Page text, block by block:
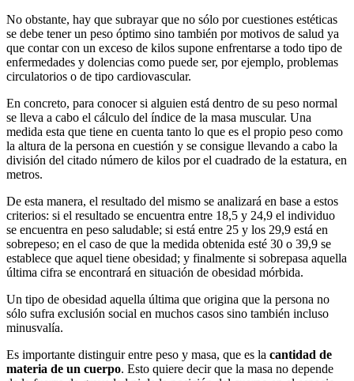
No obstante, hay que subrayar que no sólo por cuestiones estéticas
se debe tener un peso óptimo sino también por motivos de salud ya
que contar con un exceso de kilos supone enfrentarse a todo tipo de
enfermedades y dolencias como puede ser, por ejemplo, problemas
circulatorios o de tipo cardiovascular.
En concreto, para conocer si alguien está dentro de su peso normal
se lleva a cabo el cálculo del índice de la masa muscular. Una
medida esta que tiene en cuenta tanto lo que es el propio peso como
la altura de la persona en cuestión y se consigue llevando a cabo la
división del citado número de kilos por el cuadrado de la estatura, en
metros.
De esta manera, el resultado del mismo se analizará en base a estos
criterios: si el resultado se encuentra entre 18,5 y 24,9 el individuo
se encuentra en peso saludable; si está entre 25 y los 29,9 está en
sobrepeso; en el caso de que la medida obtenida esté 30 o 39,9 se
establece que aquel tiene obesidad; y finalmente si sobrepasa aquella
última cifra se encontrará en situación de obesidad mórbida.
Un tipo de obesidad aquella última que origina que la persona no
sólo sufra exclusión social en muchos casos sino también incluso
minusvalía.
Es importante distinguir entre peso y masa, que es la cantidad de
materia de un cuerpo. Esto quiere decir que la masa no depende